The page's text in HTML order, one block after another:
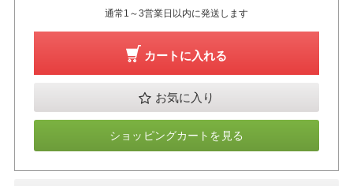
通常1～3営業日以内に発送します
カートに入れる
お気に入り
ショッピングカートを見る